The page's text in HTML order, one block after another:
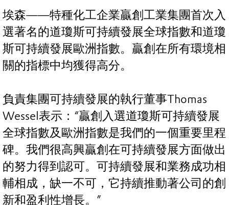
埃森——特種化工企業贏創工業集團首次入
選著名的道瓊斯可持續發展全球指數和道瓊
斯可持續發展歐洲指數。贏創在所有環境相
關的指標中均獲得高分。
負責集團可持續發展的執行董事Thomas
Wessel表示：“贏創入選道瓊斯可持續發展
全球指數及歐洲指數是我們的一個重要里程
碑。我們很高興贏創在可持續發展方面做出
的努力得到認可。可持續發展和業務成功相
輔相成，缺一不可，它持續推動著公司的創
新和盈利性增長。”